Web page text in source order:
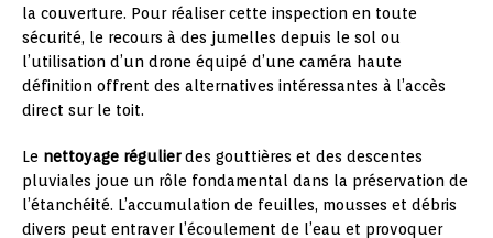
la couverture. Pour réaliser cette inspection en toute
sécurité, le recours à des jumelles depuis le sol ou
l’utilisation d’un drone équipé d’une caméra haute
définition offrent des alternatives intéressantes à l’accès
direct sur le toit.
Le nettoyage régulierdes gouttières et des descentes
pluviales joue un rôle fondamental dans la préservation de
l’étanchéité. L’accumulation de feuilles, mousses et débris
divers peut entraver l’écoulement de l’eau et provoquer